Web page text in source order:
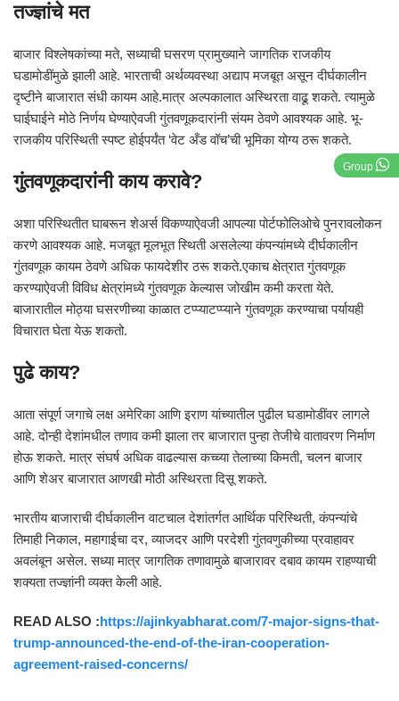
Group
तज्ज्ञांचे मत
बाजार विश्लेषकांच्या मते, सध्याची घसरण प्रामुख्याने जागतिक राजकीय
घडामोडींमुळे झाली आहे. भारताची अर्थव्यवस्था अद्याप मजबूत असून दीर्घकालीन
दृष्टीने बाजारात संधी कायम आहे.मात्र अल्पकालात अस्थिरता वाढू शकते. त्यामुळे
घाईघाईने मोठे निर्णय घेण्याऐवजी गुंतवणूकदारांनी संयम ठेवणे आवश्यक आहे. भू-
राजकीय परिस्थिती स्पष्ट होईपर्यंत ‘वेट अँड वॉच’ची भूमिका योग्य ठरू शकते.
गुंतवणूकदारांनी काय करावे?
अशा परिस्थितीत घाबरून शेअर्स विकण्याऐवजी आपल्या पोर्टफोलिओचे पुनरावलोकन
करणे आवश्यक आहे. मजबूत मूलभूत स्थिती असलेल्या कंपन्यांमध्ये दीर्घकालीन
गुंतवणूक कायम ठेवणे अधिक फायदेशीर ठरू शकते.एकाच क्षेत्रात गुंतवणूक
करण्याऐवजी विविध क्षेत्रांमध्ये गुंतवणूक केल्यास जोखीम कमी करता येते.
बाजारातील मोठ्या घसरणीच्या काळात टप्प्याटप्प्याने गुंतवणूक करण्याचा पर्यायही
विचारात घेता येऊ शकतो.
पुढे काय?
आता संपूर्ण जगाचे लक्ष अमेरिका आणि इराण यांच्यातील पुढील घडामोडींवर लागले
आहे. दोन्ही देशांमधील तणाव कमी झाला तर बाजारात पुन्हा तेजीचे वातावरण निर्माण
होऊ शकते. मात्र संघर्ष अधिक वाढल्यास कच्च्या तेलाच्या किमती, चलन बाजार
आणि शेअर बाजारात आणखी मोठी अस्थिरता दिसू शकते.
भारतीय बाजाराची दीर्घकालीन वाटचाल देशांतर्गत आर्थिक परिस्थिती, कंपन्यांचे
तिमाही निकाल, महागाईचा दर, व्याजदर आणि परदेशी गुंतवणुकीच्या प्रवाहावर
अवलंबून असेल. सध्या मात्र जागतिक तणावामुळे बाजारावर दबाव कायम राहण्याची
शक्यता तज्ज्ञांनी व्यक्त केली आहे.
READ ALSO :https://ajinkyabharat.com/7-major-signs-that-
trump-announced-the-end-of-the-iran-cooperation-
agreement-raised-concerns/